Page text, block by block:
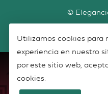
©
Utilizamos cookies para
experiencia en nuestro
por este sitio web,
cookies.